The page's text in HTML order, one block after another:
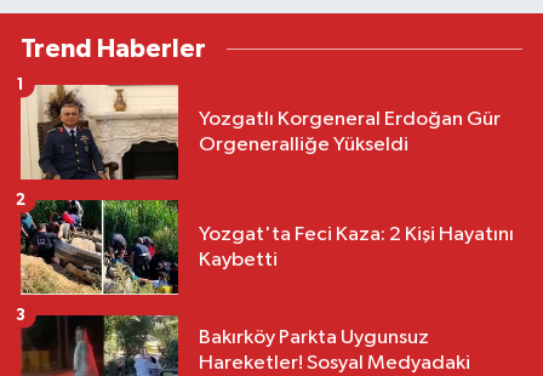
Trend Haberler
Yozgatlı Korgeneral Erdoğan Gür
Orgeneralliğe Yükseldi
1
Yozgat'ta Feci Kaza: 2 Kişi Hayatını
Kaybetti
2
Bakırköy Parkta Uygunsuz
Hareketler! Sosyal Medyadaki
3